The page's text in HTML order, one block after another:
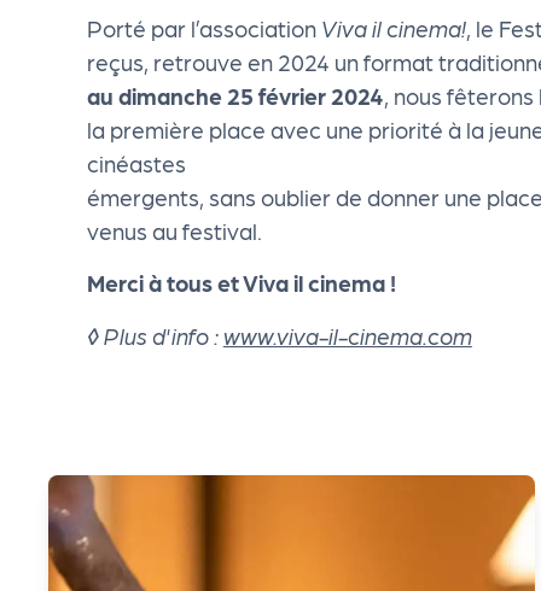
Porté par l’association Viva il cinema!, le
reçus, retrouve en 2024 un format
au dimanche 25 février 2024 , nous
la première place avec une priorité à la
cinéastes
émergents, sans oublier de donner une
venus au festival.
Merci à tous et Viva il cinema !
◊ Plus d'info : www.viva-il-cinema.com
le
cti
on
s
P
R
G!
P